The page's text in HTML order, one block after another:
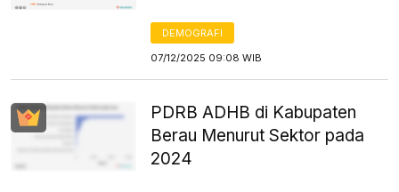
DEMOGRAFI
07/12/2025 09:08 WIB
PDRB ADHB di Kabupaten
Berau Menurut Sektor pada
2024